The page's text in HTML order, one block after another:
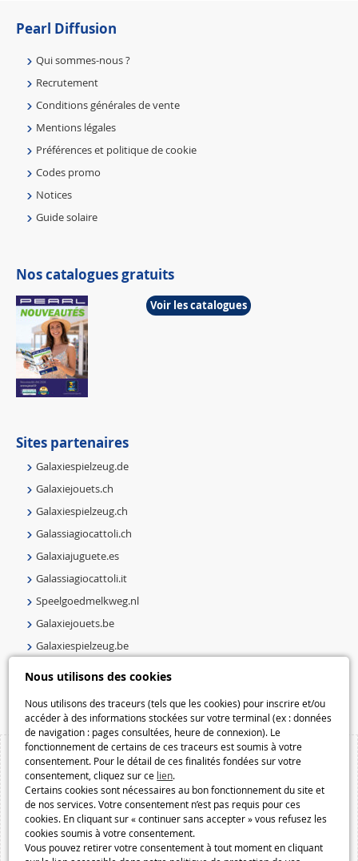
Nous utilisons des cookies
Nous utilisons des traceurs (tels que les cookies) pour inscrire et/ou
accéder à des informations stockées sur votre terminal (ex : données
de navigation : pages consultées, heure de connexion). Le
fonctionnement de certains de ces traceurs est soumis à votre
consentement. Pour le détail de ces finalités fondées sur votre
consentement, cliquez sur ce lien.
Certains cookies sont nécessaires au bon fonctionnement du site et
de nos services. Votre consentement n’est pas requis pour ces
cookies. En cliquant sur « continuer sans accepter » vous refusez les
cookies soumis à votre consentement.
Vous pouvez retirer votre consentement à tout moment en cliquant
Pearl Diffusion
Qui sommes-nous ?
Recrutement
Conditions générales de vente
Mentions légales
Préférences et politique de cookie
Codes promo
Notices
Guide solaire
Nos catalogues gratuits
Voir les catalogues
Sites partenaires
Galaxiespielzeug.de
Galaxiejouets.ch
Galaxiespielzeug.ch
Galassiagiocattoli.ch
Galaxiajuguete.es
Galassiagiocattoli.it
Speelgoedmelkweg.nl
Galaxiejouets.be
Galaxiespielzeug.be